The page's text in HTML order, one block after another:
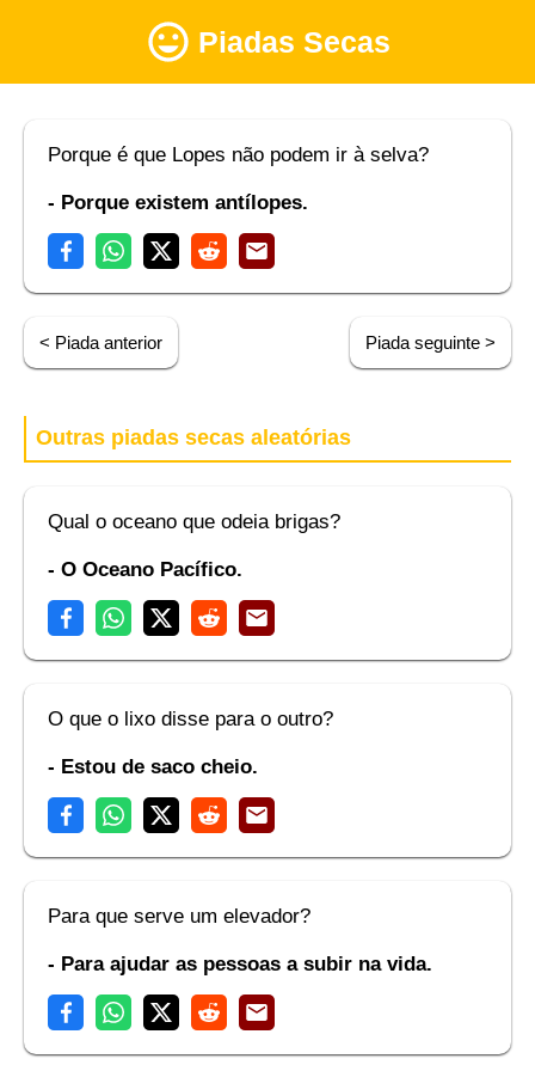
Piadas Secas
Porque é que Lopes não podem ir à selva?
- Porque existem antílopes.
< Piada anterior Piada seguinte >
Outras piadas secas aleatórias
Qual o oceano que odeia brigas?
- O Oceano Pacífico.
O que o lixo disse para o outro?
- Estou de saco cheio.
Para que serve um elevador?
- Para ajudar as pessoas a subir na vida.